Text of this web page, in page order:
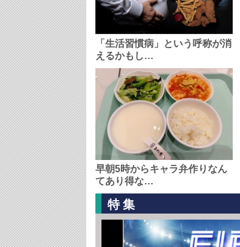
「生活習慣病」という呼称が消
えるかもし…
早朝5時からキャラ弁作りなん
てあり得な…
特集